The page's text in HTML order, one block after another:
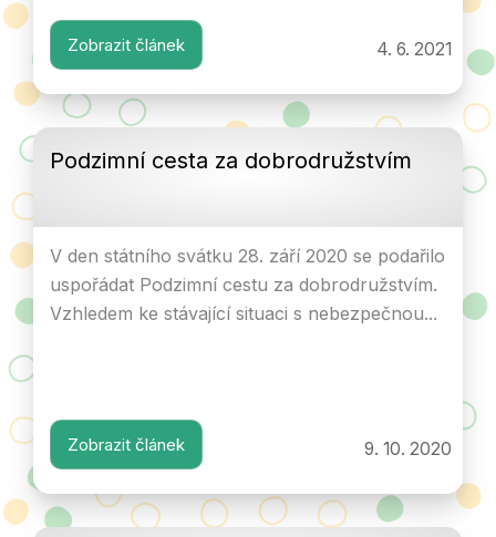
4. 6. 2021
Zobrazit článek
Podzimní cesta za dobrodružstvím
9. 10. 2020
V den státního svátku 28. září 2020 se podařilo
uspořádat Podzimní cestu za dobrodružstvím.
Vzhledem ke stávající situaci s nebezpečnou...
Zobrazit článek